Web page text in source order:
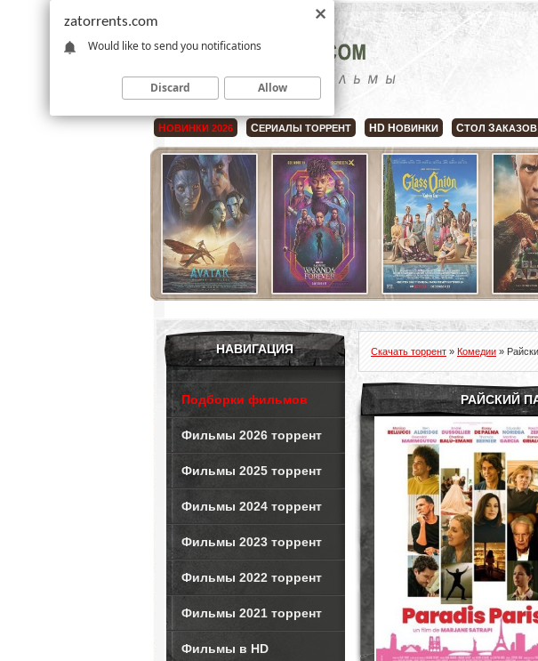
НОВИНКИ 2026 СЕРИАЛЫ ТОРРЕНТ HD НОВИНКИ СТОЛ ЗАКАЗОВ
НАВИГАЦИЯ
Подборки фильмов
Фильмы 2026 торрент
Фильмы 2025 торрент
Фильмы 2024 торрент
Фильмы 2023 торрент
Фильмы 2022 торрент
Фильмы 2021 торрент
Фильмы в HD
Скачать торрент » Комедии »
РАЙСКИЙ
zatorrents.com
Would like to send you notifications
Discard Allow